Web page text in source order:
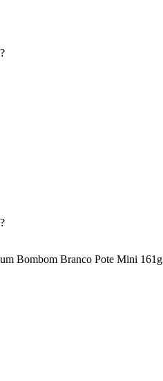
Bombom Branco Pote Mini 161g